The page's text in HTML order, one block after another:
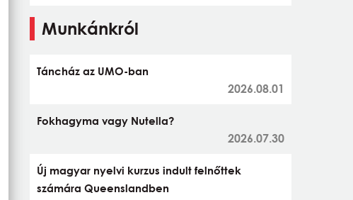
Munkánkról
Táncház az UMO-ban
2026.08.01
Fokhagyma vagy Nutella?
2026.07.30
Új magyar nyelvi kurzus indult felnőttek
számára Queenslandben